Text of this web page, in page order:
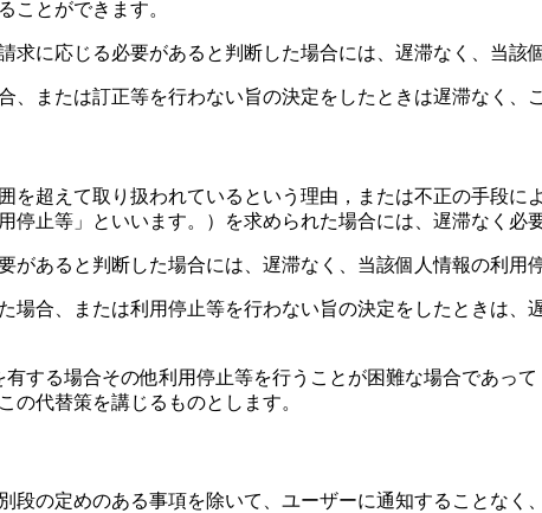
ことができます。
求に応じる必要があると判断した場合には、遅滞なく、当該
、または訂正等を行わない旨の決定をしたときは遅滞なく、
を超えて取り扱われているという理由，または不正の手段に
停止等」といいます。）を求められた場合には、遅滞なく必
あると判断した場合には、遅滞なく、当該個人情報の利用
場合、または利用停止等を行わない旨の決定をしたときは、
する場合その他利用停止等を行うことが困難な場合であっ
の代替策を講じるものとします。
段の定めのある事項を除いて、ユーザーに通知することなく